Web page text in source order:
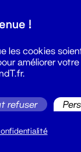
du
!
les cookies
améliorer
refuser